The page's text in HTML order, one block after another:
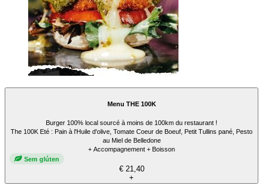
Menu THE 100K
Burger 100% local sourcé à moins de 100km du restaurant !
The 100K Eté : Pain à l'Huile d'olive, Tomate Coeur de Boeuf, Petit Tullins pané, Pesto
au Miel de Belledone
+ Accompagnement + Boisson
Sem glúten
€ 21,40
+